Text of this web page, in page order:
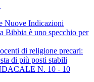
Nuove Indicazioni
Bibbia è uno specchio per
di religione precari:
di più posti stabili
N. 10 - 10